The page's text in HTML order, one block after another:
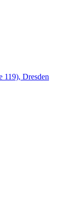
119), Dresden